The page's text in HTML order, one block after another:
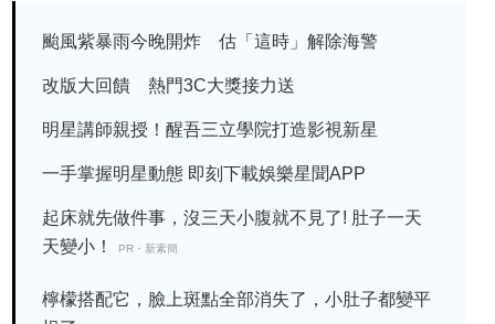
颱風紫暴雨今晚開炸 估「這時」解除海警
改版大回饋 熱門3C大獎接力送
明星講師親授！醒吾三立學院打造影視新星
一手掌握明星動態 即刻下載娛樂星聞APP
起床就先做件事，沒三天小腹就不見了! 肚子一天
天變小！
PR・新素簡
檸檬搭配它，臉上斑點全部消失了，小肚子都變平